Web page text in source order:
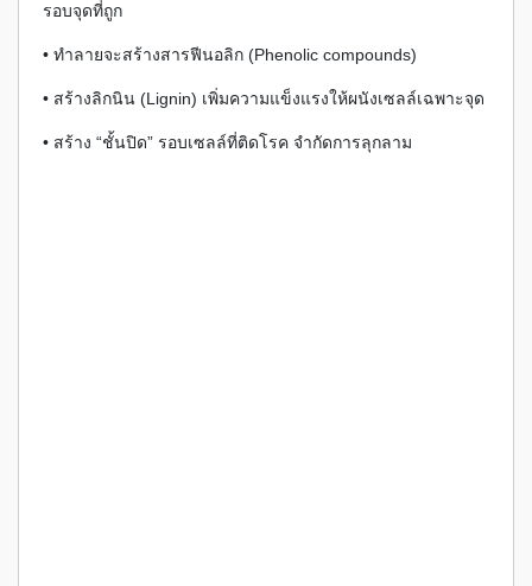
รอบจุดที่ถูก
• ทำลายจะสร้างสารฟีนอลิก (Phenolic compounds)
• สร้างลิกนิน (Lignin) เพิ่มความแข็งแรงให้ผนังเซลล์เฉพาะจุด
• สร้าง “ชั้นปิด” รอบเซลล์ที่ติดโรค จำกัดการลุกลาม